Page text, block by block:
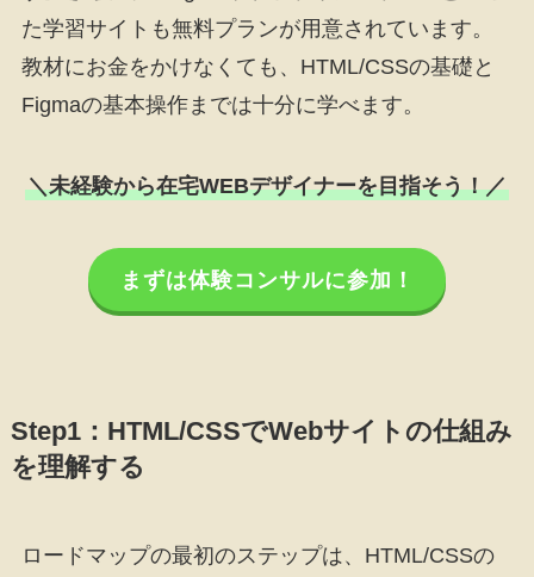
た学習サイトも無料プランが用意されています。
教材にお金をかけなくても、HTML/CSSの基礎と
Figmaの基本操作までは十分に学べます。
＼未経験から在宅WEBデザイナーを目指そう！／
まずは体験コンサルに参加！
Step1：HTML/CSSでWebサイトの仕組み
を理解する
ロードマップの最初のステップは、HTML/CSSの